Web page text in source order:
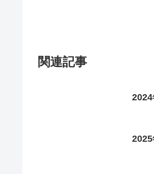
関連記事